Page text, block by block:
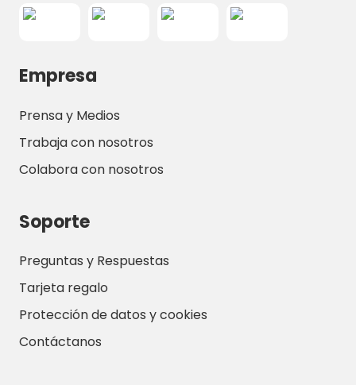
Empresa
Prensa y Medios
Trabaja con nosotros
Colabora con nosotros
Soporte
Preguntas y Respuestas
Tarjeta regalo
Protección de datos y cookies
Contáctanos